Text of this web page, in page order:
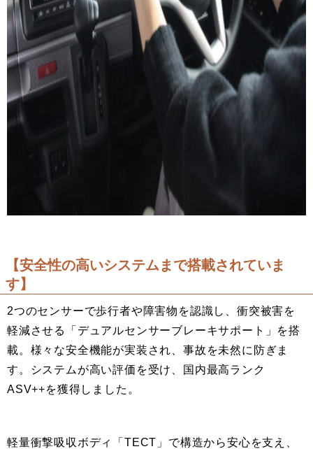
【安全性の高いシステムまで搭載されていま
す】
2つのセンサーで歩行者や障害物を認識し、衝突被害を
軽減させる「デュアルセンサーブレーキサポート」を搭
載。様々な安全機能が実装され、事故を未然に防ぎま
す。システムが高い評価を受け、国内最高ランク
ASV++を獲得しました。
軽量衝撃吸収ボディ「TECT」で構造から安心を支え、